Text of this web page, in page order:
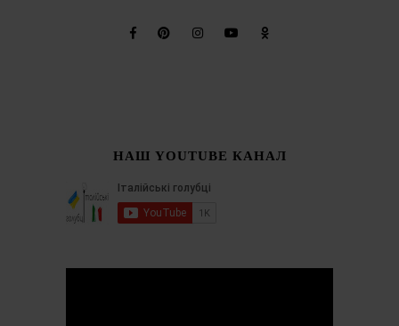
НАШ YOUTUBE КАНАЛ